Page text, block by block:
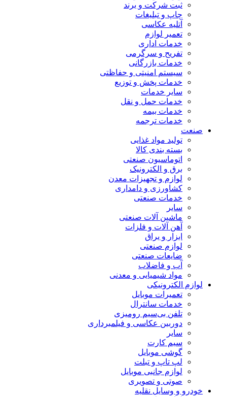
ثبت شرکت و برند
چاپ و تبلیغات
آتلیه عکاسی
تعمیر لوازم
خدمات اداری
تفریح و سرگرمی
خدمات بازرگانی
سیستم امنیتی و حفاظتی
خدمات پخش و توزیع
سایر خدمات
خدمات حمل و نقل
خدمات بیمه
خدمات ترجمه
صنعت
تولید مواد غذایی
بسته بندی کالا
اتوماسیون صنعتی
برق و الکترونیک
لوازم و تجهیزات معدن
کشاورزی و دامداری
خدمات صنعتی
سایر
ماشین آلات صنعتی
آهن آلات و فلزات
ابزار و یراق
لوازم صنعتی
ضایعات صنعتی
آب و فاضلاب
مواد شیمیایی و معدنی
لوازم الکترونیکی
تعمیرات موبایل
خدمات سانترال
تلفن بی‌سیم رومیزی
دوربین عکاسی و فیلمبرداری
سایر
سیم کارت
گوشی موبایل
لپ تاپ و تبلت
لوازم جانبی موبایل
صوتی و تصویری
خودرو و وسایل نقلیه